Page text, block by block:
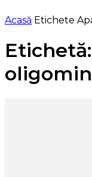
Acasă Etichete